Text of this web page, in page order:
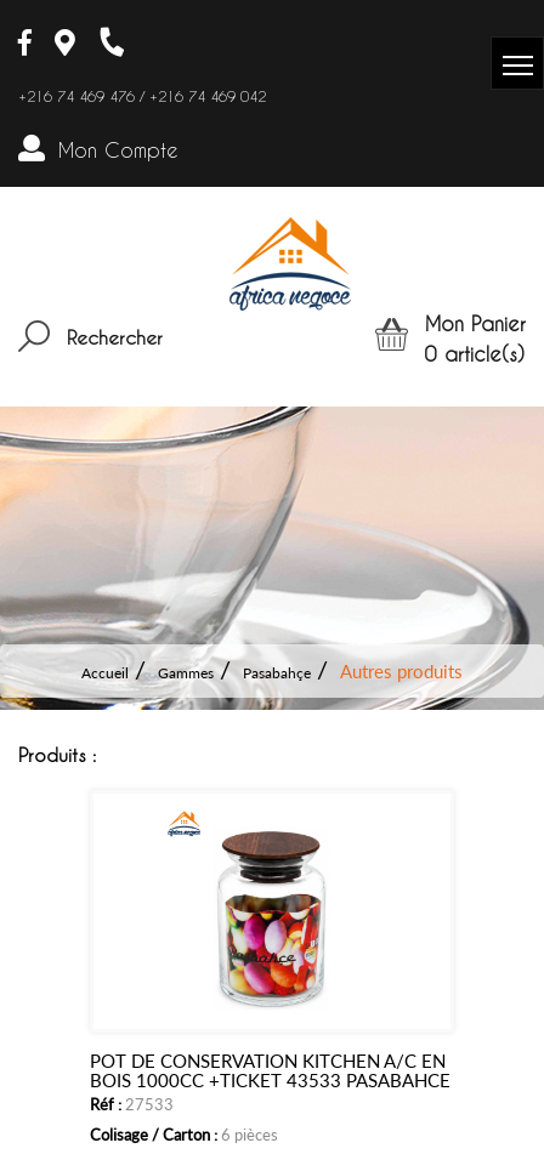
+216 74 469 476 / +216 74 469 042
Mon Compte
Rechercher
Mon Panier
0 article(s)
Accueil Gammes Pasabahçe Autres produits
Produits :
Ajouter
panier
POT DE CONSERVATION KITCHEN A/C EN
BOIS 1000CC +TICKET 43533 PASABAHCE
Réf : 27533
Colisage / Carton :6 pièces